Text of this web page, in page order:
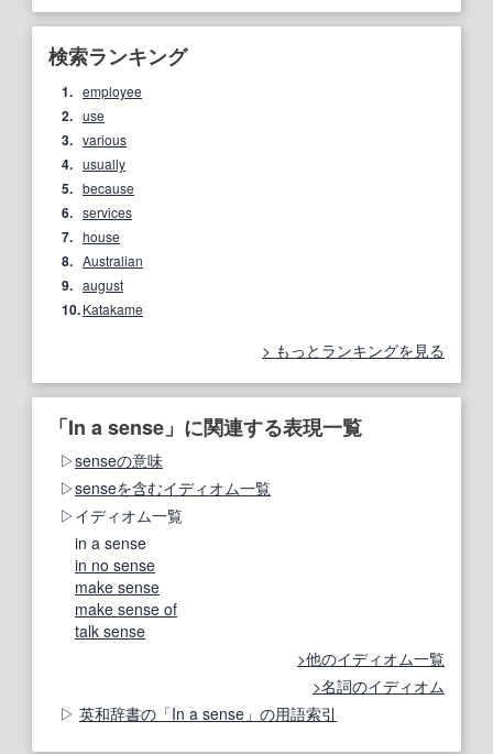
検索ランキング
1. employee
2. use
3. various
4. usually
5. because
6. services
7. house
8. Australian
9. august
10.Katakame
もっとランキングを見る
「In a sense」に関連する表現一覧
senseの意味
senseを含むイディオム一覧
イディオム一覧
in a sense
in no sense
make sense
make sense of
talk sense
他のイディオム一覧
名詞のイディオム
英和辞書の「In a sense」の用語索引